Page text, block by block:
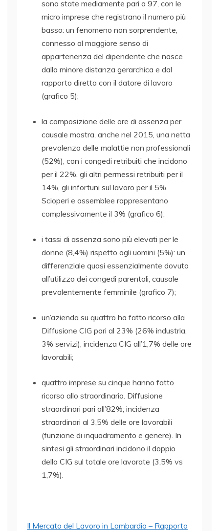
sono state mediamente pari a 97, con le
micro imprese che registrano il numero più
basso: un fenomeno non sorprendente,
connesso al maggiore senso di
appartenenza del dipendente che nasce
dalla minore distanza gerarchica e dal
rapporto diretto con il datore di lavoro
(grafico 5);
la composizione delle ore di assenza per
causale mostra, anche nel 2015, una netta
prevalenza delle malattie non professionali
(52%), con i congedi retribuiti che incidono
per il 22%, gli altri permessi retribuiti per il
14%, gli infortuni sul lavoro per il 5%.
Scioperi e assemblee rappresentano
complessivamente il 3% (grafico 6);
i tassi di assenza sono più elevati per le
donne (8,4%) rispetto agli uomini (5%): un
differenziale quasi essenzialmente dovuto
all’utilizzo dei congedi parentali, causale
prevalentemente femminile (grafico 7);
un’azienda su quattro ha fatto ricorso alla
Diffusione CIG pari al 23% (26% industria,
3% servizi); incidenza CIG all’1,7% delle ore
lavorabili;
quattro imprese su cinque hanno fatto
ricorso allo straordinario. Diffusione
straordinari pari all’82%; incidenza
straordinari al 3,5% delle ore lavorabili
(funzione di inquadramento e genere). In
sintesi gli straordinari incidono il doppio
della CIG sul totale ore lavorate (3,5% vs
1,7%).
Il Mercato del Lavoro in Lombardia – Rapporto